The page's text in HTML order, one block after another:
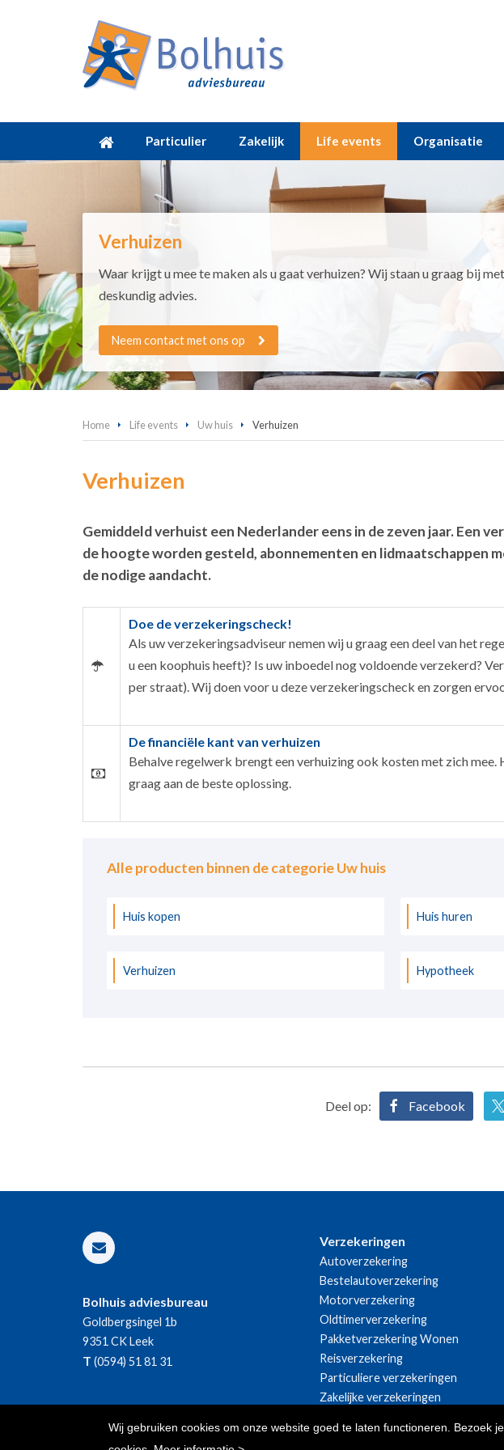
Wij gebruiken cookies om onze website goed te laten functioneren. Bezoek
Particulier Zakelijk Life events Organisatie
Verhuizen
Waar krijgt u mee te maken als u gaat verhuizen? Wij staan u graag bij
deskundig advies.
Neem contact met ons op
Home Life events Uw huis Verhuizen
Verhuizen
Gemiddeld verhuist een Nederlander eens in de zeven jaar. Een
de hoogte worden gesteld, abonnementen en lidmaatschappen
de nodige aandacht.
Doe de verzekeringscheck!
Als uw verzekeringsadviseur nemen wij u graag een deel van het
u een koophuis heeft)? Is uw inboedel nog voldoende verzekerd?
per straat). Wij doen voor u deze verzekeringscheck en zorgen
De financiële kant van verhuizen
Behalve regelwerk brengt een verhuizing ook kosten met zich
graag aan de beste oplossing.
Alle producten binnen de categorie Uw huis
Huis kopen Huis huren
Verhuizen Hypotheek
Deel op: Facebook
Bolhuis adviesbureau
Goldbergsingel 1b
9351 CKLeek
T (0594) 51 81 31
Verzekeringen
Autoverzekering
Bestelautoverzekering
Motorverzekering
Oldtimerverzekering
Pakketverzekering Wonen
Reisverzekering
Particuliere verzekeringen
Zakelijke verzekeringen